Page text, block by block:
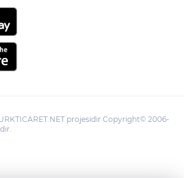
projesidir Copyright© 2006-